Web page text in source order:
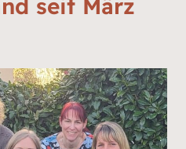
seit März